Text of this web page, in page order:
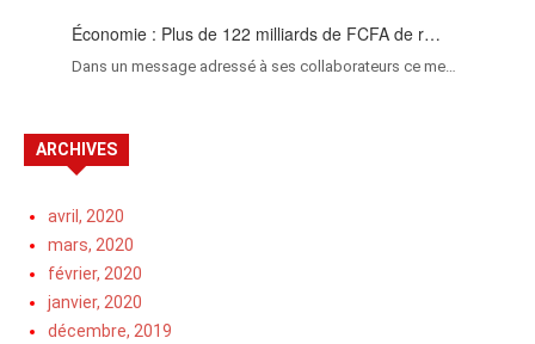
Économie : Plus de 122 milliards de FCFA de r…
Dans un message adressé à ses collaborateurs ce me…
ARCHIVES
avril, 2020
mars, 2020
février, 2020
janvier, 2020
décembre, 2019